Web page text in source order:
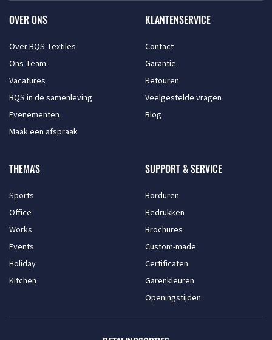
OVER ONS
Over BQS Textiles
Ons Team
Vacatures
BQS in de samenleving
Evenementen
Maak een afspraak
KLANTENSERVICE
Contact
Garantie
Retouren
Veelgestelde vragen
Blog
THEMA'S
Sports
Office
Works
Events
Holiday
Kitchen
SUPPORT & SERVICE
Borduren
Bedrukken
Brochures
Custom-made
Certificaten
Garenkleuren
Openingstijden